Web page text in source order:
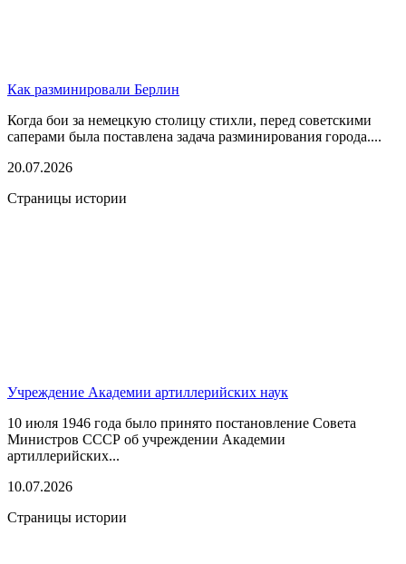
Как разминировали Берлин
Когда бои за немецкую столицу стихли, перед советскими
саперами была поставлена задача разминирования города....
20.07.2026
Страницы истории
Учреждение Академии артиллерийских наук
10 июля 1946 года было принято постановление Совета
Министров СССР об учреждении Академии
артиллерийских...
10.07.2026
Страницы истории